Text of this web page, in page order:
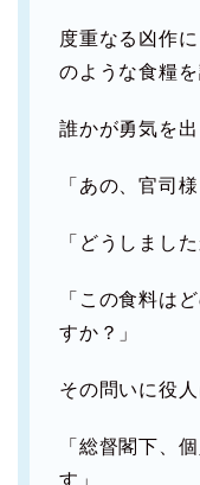
度重なる凶作
のような食糧
誰かが勇気を出
「あの、官司様
「どうしました
「この食料は
すか？」
その問いに役
「総督閣下、
す」